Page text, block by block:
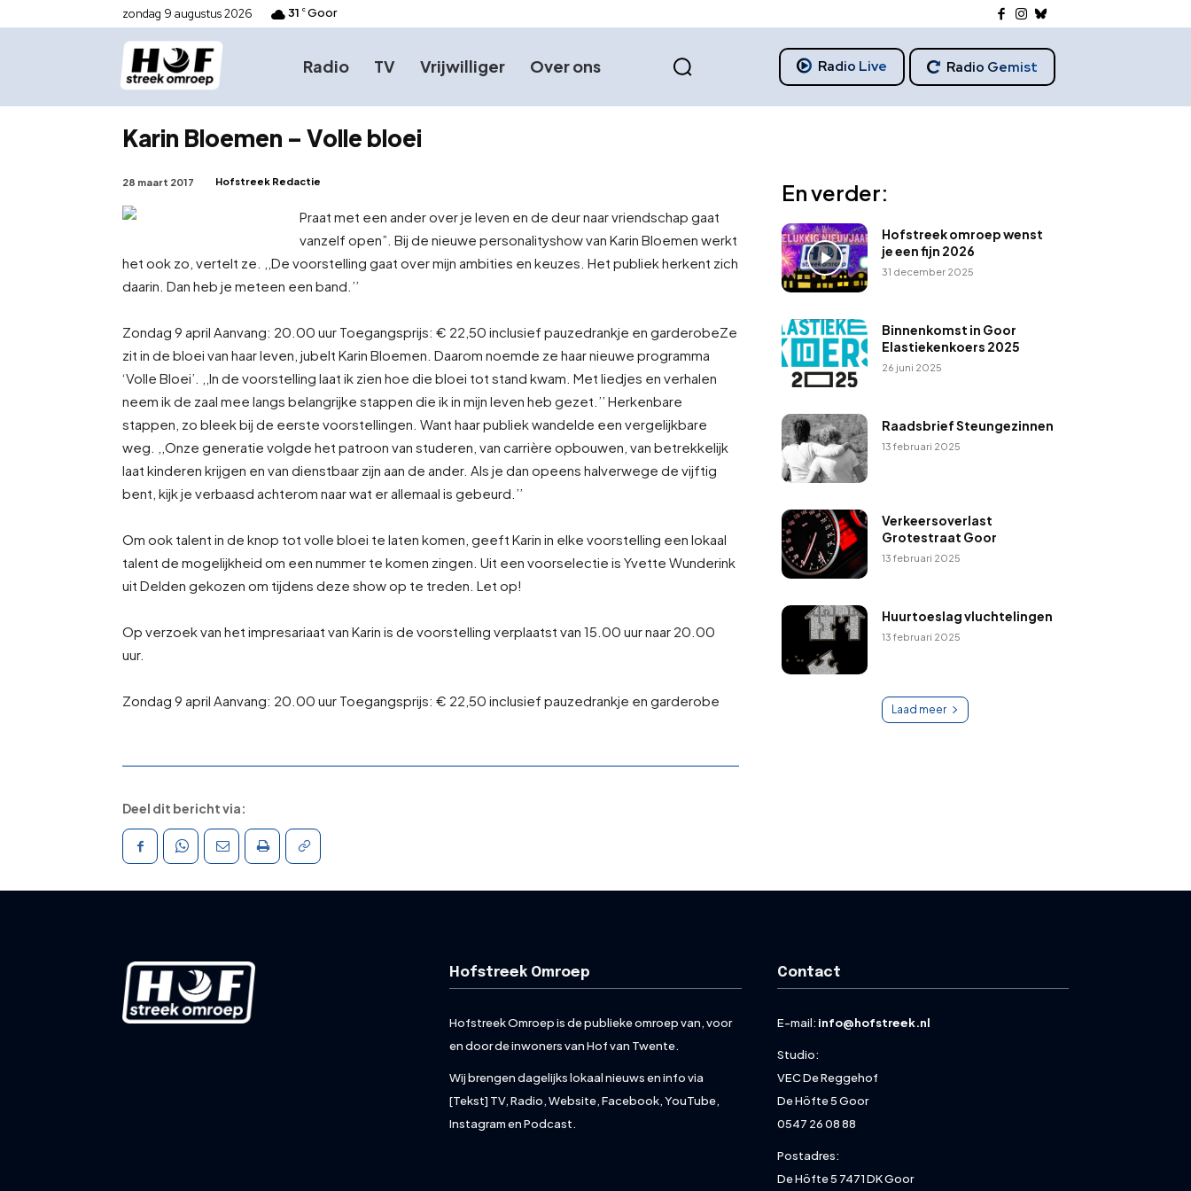
zondag 9 augustus 2026 31 C Goor
Radio TV Vrijwilliger Over ons Radio Live Radio Gemist
Karin Bloemen – Volle bloei
28 maart 2017 Hofstreek Redactie
Praat met een ander over je leven en de deur naar vriendschap gaat
vanzelf open”. Bij de nieuwe personalityshow van Karin Bloemen werkt
het ook zo, vertelt ze. ,,De voorstelling gaat over mijn ambities en keuzes. Het publiek herkent zich
daarin. Dan heb je meteen een band.’’
Zondag 9 april Aanvang: 20.00 uur Toegangsprijs: € 22,50 inclusief pauzedrankje en garderobeZe
zit in de bloei van haar leven, jubelt Karin Bloemen. Daarom noemde ze haar nieuwe programma
‘Volle Bloei’. ,,In de voorstelling laat ik zien hoe die bloei tot stand kwam. Met liedjes en verhalen
neem ik de zaal mee langs belangrijke stappen die ik in mijn leven heb gezet.’’ Herkenbare
stappen, zo bleek bij de eerste voorstellingen. Want haar publiek wandelde een vergelijkbare
weg. ,,Onze generatie volgde het patroon van studeren, van carrière opbouwen, van betrekkelijk
laat kinderen krijgen en van dienstbaar zijn aan de ander. Als je dan opeens halverwege de vijftig
bent, kijk je verbaasd achterom naar wat er allemaal is gebeurd.’’
Om ook talent in de knop tot volle bloei te laten komen, geeft Karin in elke voorstelling een lokaal
talent de mogelijkheid om een nummer te komen zingen. Uit een voorselectie is Yvette Wunderink
uit Delden gekozen om tijdens deze show op te treden. Let op!
Op verzoek van het impresariaat van Karin is de voorstelling verplaatst van 15.00 uur naar 20.00
uur.
Zondag 9 april Aanvang: 20.00 uur Toegangsprijs: € 22,50 inclusief pauzedrankje en garderobe
En verder:
Hofstreek omroep wenst
je een fijn 2026
31 december 2025
Binnenkomst in Goor
Elastiekenkoers 2025
26 juni 2025
Raadsbrief Steungezinnen
13 februari 2025
Verkeersoverlast
Grotestraat Goor
13 februari 2025
Huurtoeslag vluchtelingen
13 februari 2025
Laad meer
Deel dit bericht via:
Hofstreek Omroep
Hofstreek Omroep is de publieke omroep van, voor
en door de inwoners van Hof van Twente.
Wij brengen dagelijks lokaal nieuws en info via
[Tekst] TV, Radio, Website, Facebook, YouTube,
Instagram en Podcast.
Contact
E-mail: info@hofstreek.nl
Studio:
VEC De Reggehof
De Höfte 5 Goor
0547 26 08 88
Postadres:
De Höfte 5 7471 DK Goor